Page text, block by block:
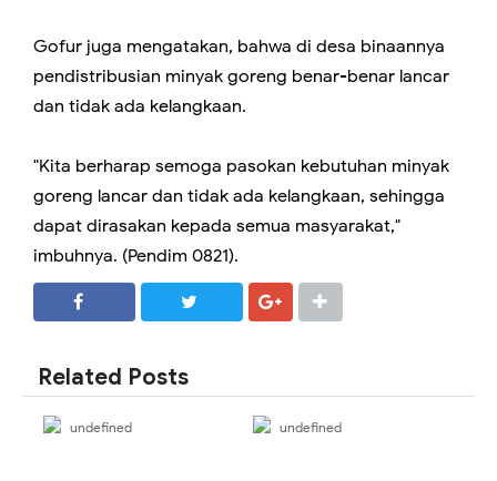
Gofur juga mengatakan, bahwa di desa binaannya
pendistribusian minyak goreng benar-benar lancar
dan tidak ada kelangkaan.
"Kita berharap semoga pasokan kebutuhan minyak
goreng lancar dan tidak ada kelangkaan, sehingga
dapat dirasakan kepada semua masyarakat,"
imbuhnya. (Pendim 0821).
Related Posts
undefined undefined